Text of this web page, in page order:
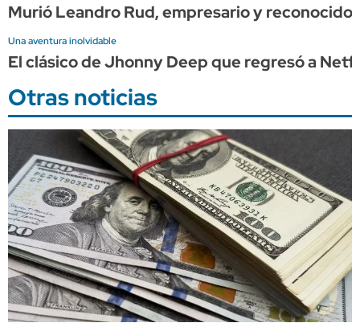
Murió Leandro Rud, empresario y
Una aventura inolvidable
El clásico de Jhonny Deep que regresó a
Otras noticias